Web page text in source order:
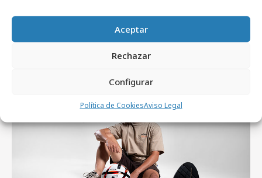
Aceptar
Rechazar
Configurar
Política de CookiesAviso Legal
Experiencia sensorial de Magma de
Cabreiroá para ver el eclipse solar